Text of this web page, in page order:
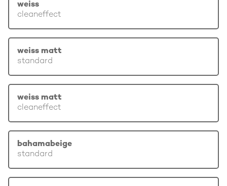
weiss
cleaneffect
weiss matt
standard
weiss matt
cleaneffect
bahamabeige
standard